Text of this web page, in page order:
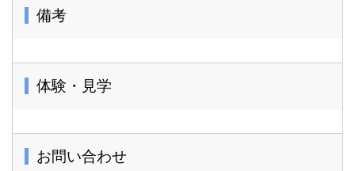
備考
体験・見学
お問い合わせ